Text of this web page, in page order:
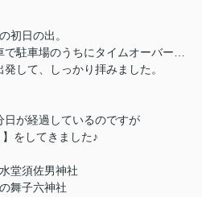
初日の出。
駐車場のうちにタイムオーバー…
して、しっかり拝みました。
日が経過しているのですが
】をしてきました♪
堂須佐男神社
舞子六神社